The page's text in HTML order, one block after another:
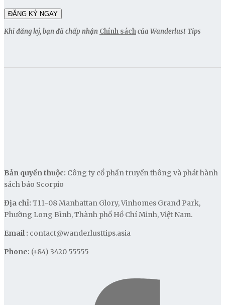
Khi đăng ký, bạn đã chấp nhận Chính sáchcủa Wanderlust Tips
Bản quyền thuộc: Công ty cổ phần truyền thông và phát hành
sách báo Scorpio
Địa chỉ: T11-08 Manhattan Glory, Vinhomes Grand Park,
Phường Long Bình, Thành phố Hồ Chí Minh, Việt Nam.
Email : contact@wanderlusttips.asia
Phone: (+84) 3420 55555